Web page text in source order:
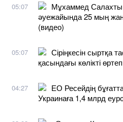
05:07
Мұхаммед
әуежайында 25 мың
(видео)
05:07
Сіріңкесін сыртқа
қасындағы көлікті
04:27
ЕО Ресейдің
Украинаға 1,4 млрд